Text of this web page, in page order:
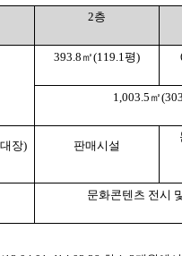
2층
393.8㎡(119.1평)
1,003.5㎡
장) 판매시설
문화콘텐츠 전시